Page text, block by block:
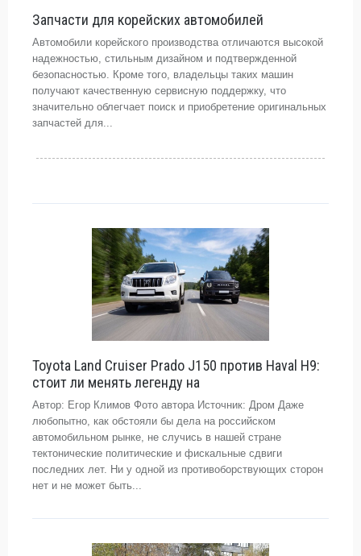
Запчасти для корейских автомобилей
Автомобили корейского производства отличаются высокой
надежностью, стильным дизайном и подтвержденной
безопасностью. Кроме того, владельцы таких машин
получают качественную сервисную поддержку, что
значительно облегчает поиск и приобретение оригинальных
запчастей для...
Toyota Land Cruiser Prado J150 против Haval H9:
стоит ли менять легенду на
Автор: Егор Климов Фото автора Источник: Дром Даже
любопытно, как обстояли бы дела на российском
автомобильном рынке, не случись в нашей стране
тектонические политические и фискальные сдвиги
последних лет. Ни у одной из противоборствующих сторон
нет и не может быть...